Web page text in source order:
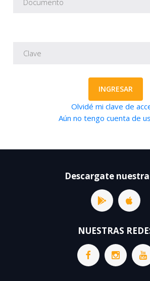
INGRESAR
Olvidé mi clave de
Aún no tengo cuenta de
Descargate
NUESTRAS